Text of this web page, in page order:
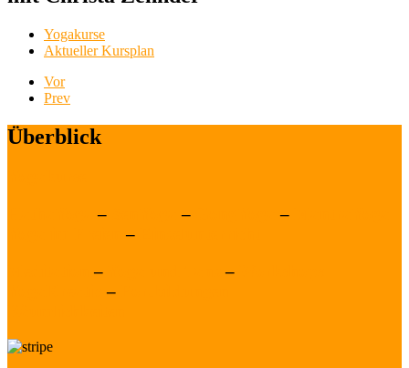
Yogakurse
Aktueller Kursplan
Vor
Prev
Überblick
– – –
–
– –
–